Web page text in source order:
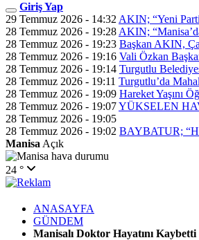
Giriş Yap
29 Temmuz 2026 - 14:32 AKIN; “Yeni
28 Temmuz 2026 - 19:28 AKIN;
28 Temmuz 2026 - 19:23 Başkan AKIN,
28 Temmuz 2026 - 19:16 Vali Özkan
28 Temmuz 2026 - 19:14 Turgutlu
28 Temmuz 2026 - 19:11 Turgutlu’da
28 Temmuz 2026 - 19:09 Hareket Yaşını
28 Temmuz 2026 - 19:07YÜKSELEN
28 Temmuz 2026 - 19:05
28 Temmuz 2026 - 19:02 BAYBATUR;
Manisa Açık
24 °
ANASAYFA
GÜNDEM
Manisalı Doktor Hayatını Kaybetti